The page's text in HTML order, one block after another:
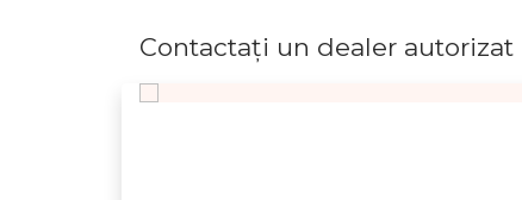
Contactaţi un dealer autorizat